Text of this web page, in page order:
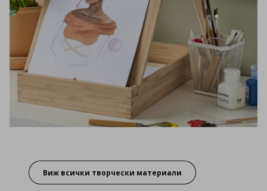
Виж всички творчески материали